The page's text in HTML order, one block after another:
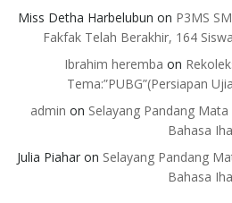
Miss Detha Harbelubun on P3MS
Fakfak Telah Berakhir, 164
Ibrahim heremba on
Tema:”PUBG”(Persiapan
admin on Selayang Pandang
Bahasa Iha
Julia Piaharon Selayang Pandang
Bahasa Iha